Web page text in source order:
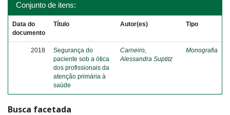
Conjunto de itens:
Data do
documento
Título Autor(es) Tipo
2018
Segurança do
paciente sob a ótica
dos profissionais da
atenção primária à
saúde
Carneiro,
Alessandra Suptitz
Monografia
Busca facetada